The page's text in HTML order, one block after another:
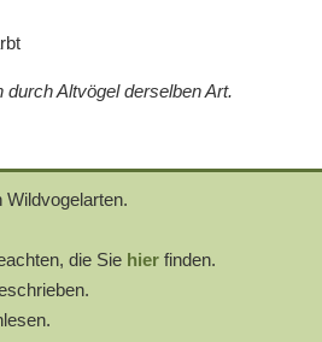
Altvögel derselben Art.
die Sie hier finden.